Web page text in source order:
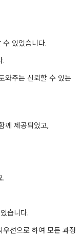
있었습니다.
.
와주는 신뢰할 수 있는
께 제공되었고,
.
습니다.
선으로 하여 모든 과정